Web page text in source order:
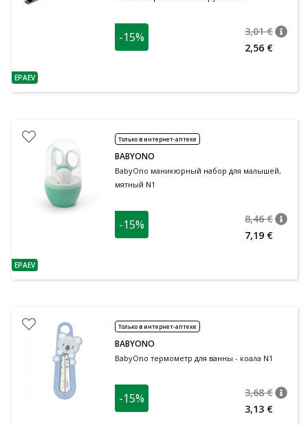
nõuanne
EPAEV
-15% 3,01 €
2,56 €
nõuanne
EPAEV
Только в интернет-аптеке
BABYONO
BabyOno маникюрный набор для малышей,
мятный N1
-15% 8,46 €
7,19 €
Только в интернет-аптеке
BABYONO
BabyOno термометр для ванны - коала N1
-15% 3,68 €
3,13 €